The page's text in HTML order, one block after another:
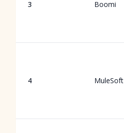
3 Boomi
4 MuleSoft